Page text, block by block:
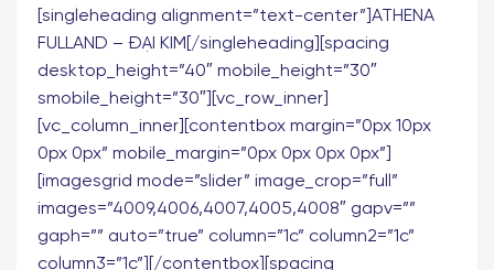
[vc_row][vc_column][spacing desktop_height=”80″
mobile_height=”60″ smobile_height=”60″]
[singleheading alignment=”text-center”]ATHENA
FULLAND – ĐẠI KIM[/singleheading][spacing
desktop_height=”40″ mobile_height=”30″
smobile_height=”30″][vc_row_inner]
[vc_column_inner][contentbox margin=”0px 10px
0px 0px” mobile_margin=”0px 0px 0px 0px”]
[imagesgrid mode=”slider” image_crop=”full”
images=”4009,4006,4007,4005,4008″ gapv=””